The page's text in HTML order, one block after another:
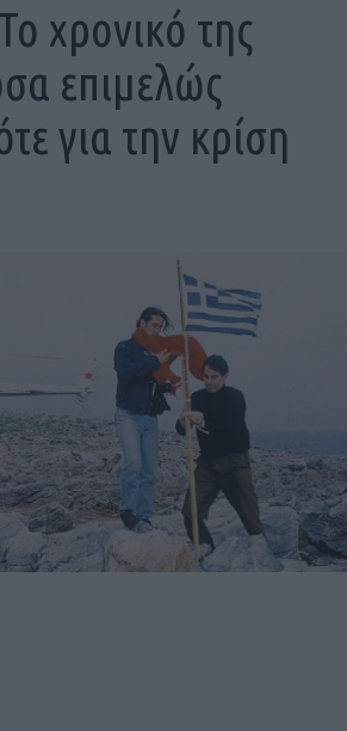
Social
χρονικό της
επιμελώς
για την κρίση